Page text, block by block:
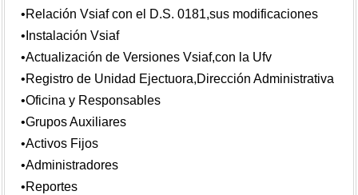
•Relación Vsiaf con el D.S. 0181,sus modificaciones
•Instalación Vsiaf
•Actualización de Versiones Vsiaf,con la Ufv
•Registro de Unidad Ejectuora,Dirección Administrativa
•Oficina y Responsables
•Grupos Auxiliares
•Activos Fijos
•Administradores
•Reportes